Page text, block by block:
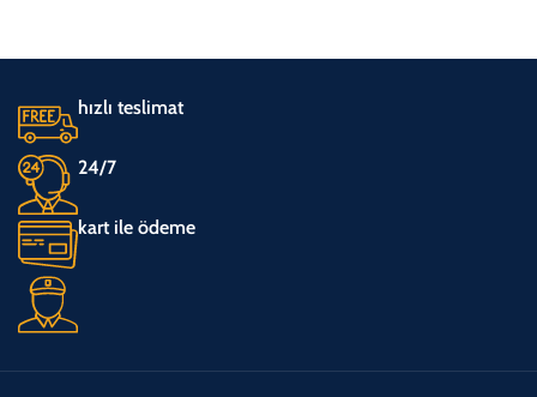
hızlı teslimat
24/7
kart ile ödeme